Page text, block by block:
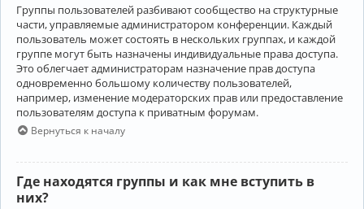
Группы пользователей разбивают сообщество на структурные
части, управляемые администратором конференции. Каждый
пользователь может состоять в нескольких группах, и каждой
группе могут быть назначены индивидуальные права доступа.
Это облегчает администраторам назначение прав доступа
одновременно большому количеству пользователей,
например, изменение модераторских прав или предоставление
пользователям доступа к приватным форумам.
Вернуться к началу
Где находятся группы и как мне вступить в
них?